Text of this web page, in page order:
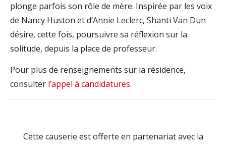
plonge parfois son rôle de mère. Inspirée par les voix
de Nancy Huston et d’Annie Leclerc, Shanti Van Dun
désire, cette fois, poursuivre sa réflexion sur la
solitude, depuis la place de professeur.
Pour plus de renseignements sur la résidence,
consulter l’appel à candidatures.
Cette causerie est offerte en partenariat avec la